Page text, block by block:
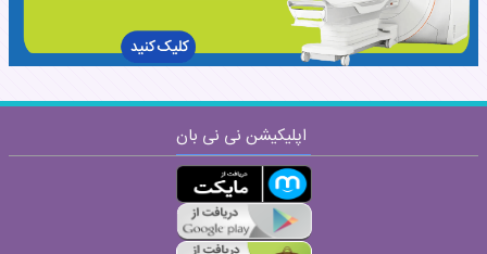
اپلیکیشن نی نی بان